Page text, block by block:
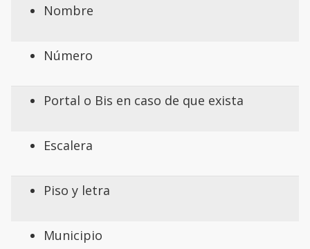
Nombre
Número
Portal o Bis en caso de que exista
Escalera
Piso y letra
Municipio